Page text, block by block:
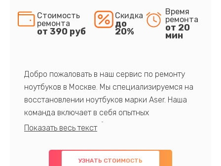
Стоимость
ремонта
от 390 руб
Скидка
до
20%
Время
ремонта
от 20
мин
Добро пожаловать в наш сервис по ремонту
ноутбуков в Москве. Мы специализируемся на
восстановлении ноутбуков марки Aser. Наша
команда включает в себя опытных
профессионалов с обширными знаниями и
предлагаем быстрый и качественный ремонт с
использованием оригинальных компонентов, а
УЗНАТЬ СТОИМОСТЬ